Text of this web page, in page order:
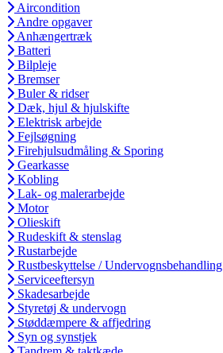
Aircondition
Andre opgaver
Anhængertræk
Batteri
Bilpleje
Bremser
Buler & ridser
Dæk, hjul & hjulskifte
Elektrisk arbejde
Fejlsøgning
Firehjulsudmåling & Sporing
Gearkasse
Kobling
Lak- og malerarbejde
Motor
Olieskift
Rudeskift & stenslag
Rustarbejde
Rustbeskyttelse / Undervognsbehandling
Serviceeftersyn
Skadesarbejde
Styretøj & undervogn
Støddæmpere & affjedring
Syn og synstjek